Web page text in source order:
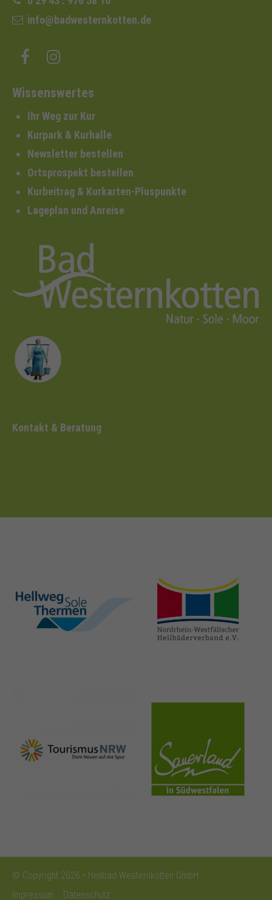
info@badwesternkotten.de
Wissenswertes
Ihr Weg zur Kur
Kurpark & Kurhalle
Newsletter bestellen
Ortsprospekt bestellen
Kurbeitrag & Kurkarten-Pluspunkte
Lageplan und Anreise
Kontakt & Beratung
hellweg-sole-
thermen.de
heilbaeder.de
nrw-
tourismus.de
sauerland.co
m
© Copyright 2026 • Heilbad Westernkotten GmbH
Impressum
Datenschutz